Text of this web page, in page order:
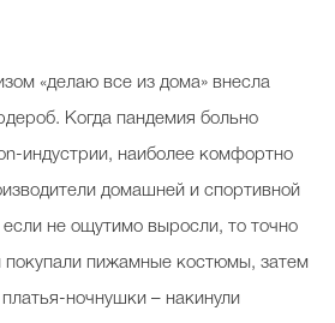
хакер
«делаю все из дома» внесла
Когда пандемия больно
индустрии, наиболее комфортно
домашней и спортивной
не ощутимо выросли, то точно
покупали пижамные костюмы, затем
ночнушки – накинули